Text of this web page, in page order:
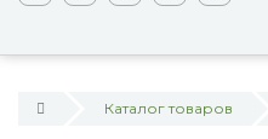
Каталог товаров